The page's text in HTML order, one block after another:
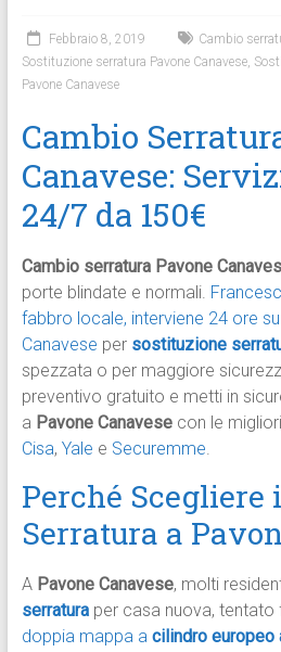
Febbraio 8, 2019 Cambio
Sostituzione serratura Pavone Canavese,
Pavone Canavese
Cambio
Canavese:
24/7 da 150€
Cambio serratura Pavone
porte blindate e normali.
fabbro locale, interviene 24 ore
Canavese per sostituzione
spezzata o per maggiore
preventivo gratuito e metti in
a Pavone Canavesecon le
Cisa, Yale e Securemme.
Perché Scegliere
Serratura a
A Pavone Canavese, molti
serratura per casa nuova, tentato
doppia mappa a cilindro europeo